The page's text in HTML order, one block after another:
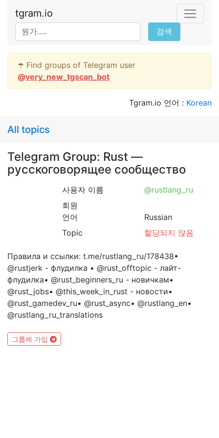
tgram.io
검색
☂️ Find groups of Telegram user
@very_new_tgscan_bot
Tgram.io 언어 : Korean
All topics
Telegram Group: Rust —
русскоговорящее сообществo
사용자 이름
@rustlang_ru
회원
언어
Russian
Topic
할당되지 않음
Правила и ссылки: t.me/rustlang_ru/178438•
@rustjerk - флудилка • @rust_offtopic - лайт-
флудилка• @rust_beginners_ru - новичкам•
@rust_jobs• @this_week_in_rust - новости•
@rust_gamedev_ru• @rust_async• @rustlang_en•
@rustlang_ru_translations
그룹에 가입